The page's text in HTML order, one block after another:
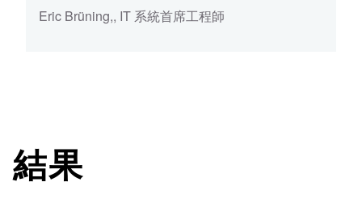
Eric Brüning,, IT 系統首席工程師
結果